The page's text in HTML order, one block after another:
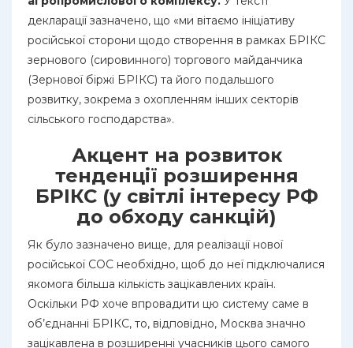
декларації зазначено, що «ми вітаємо ініціативу
російської сторони щодо створення в рамках БРІКС
зернового (сировинного) торгового майданчика
(Зернової біржі БРІКС) та його подальшого
розвитку, зокрема з охопленням інших секторів
сільського господарства».
Акцент на розвиток
тенденції розширення
БРІКС (у світлі інтересу РФ
до обходу санкцій)
Як було зазначено вище, для реалізації нової
російської СОС необхідно, щоб до неї підключалися
якомога більша кількість зацікавлених країн.
Оскільки РФ хоче впровадити цю систему саме в
об’єднанні БРІКС, то, відповідно, Москва значно
зацікавлена в розширенні учасників цього самого